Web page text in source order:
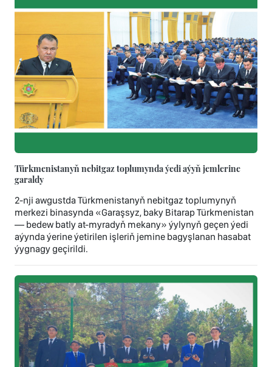
Türkmenistanyň nebitgaz toplumynda ýedi aýyň jemlerine
garaldy
2-nji awgustda Türkmenistanyň nebitgaz toplumynyň
merkezi binasynda «Garaşsyz, baky Bitarap Türkmenistan
— bedew batly at-myradyň mekany» ýylynyň geçen ýedi
aýynda ýerine ýetirilen işleriň jemine bagyşlanan hasabat
ýygnagy geçirildi.